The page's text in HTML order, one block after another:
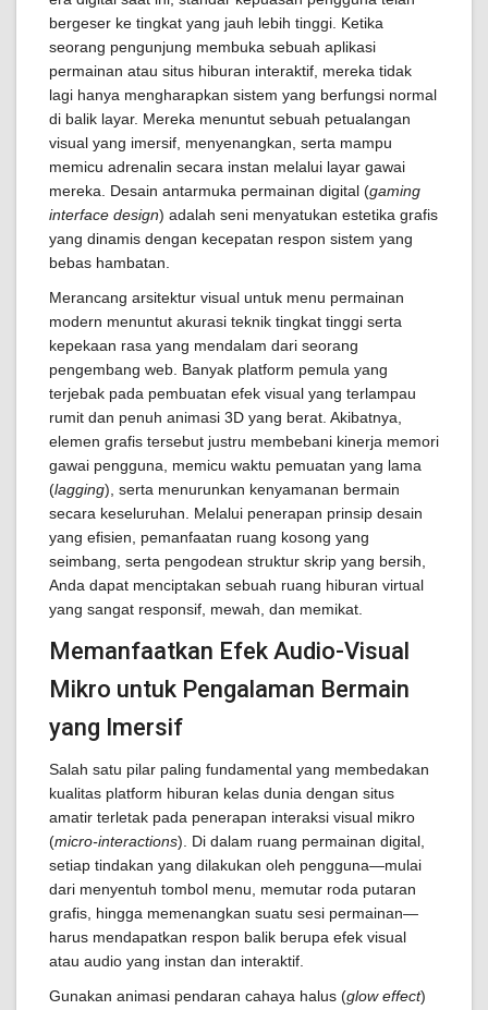
bergeser ke tingkat yang jauh lebih tinggi. Ketika
seorang pengunjung membuka sebuah aplikasi
permainan atau situs hiburan interaktif, mereka tidak
lagi hanya mengharapkan sistem yang berfungsi normal
di balik layar. Mereka menuntut sebuah petualangan
visual yang imersif, menyenangkan, serta mampu
memicu adrenalin secara instan melalui layar gawai
mereka. Desain antarmuka permainan digital (gaming
interface design) adalah seni menyatukan estetika grafis
yang dinamis dengan kecepatan respon sistem yang
bebas hambatan.
Merancang arsitektur visual untuk menu permainan
modern menuntut akurasi teknik tingkat tinggi serta
kepekaan rasa yang mendalam dari seorang
pengembang web. Banyak platform pemula yang
terjebak pada pembuatan efek visual yang terlampau
rumit dan penuh animasi 3D yang berat. Akibatnya,
elemen grafis tersebut justru membebani kinerja memori
gawai pengguna, memicu waktu pemuatan yang lama
(lagging), serta menurunkan kenyamanan bermain
secara keseluruhan. Melalui penerapan prinsip desain
yang efisien, pemanfaatan ruang kosong yang
seimbang, serta pengodean struktur skrip yang bersih,
Anda dapat menciptakan sebuah ruang hiburan virtual
yang sangat responsif, mewah, dan memikat.
Memanfaatkan Efek Audio-Visual
Mikro untuk Pengalaman Bermain
yang Imersif
Salah satu pilar paling fundamental yang membedakan
kualitas platform hiburan kelas dunia dengan situs
amatir terletak pada penerapan interaksi visual mikro
(micro-interactions). Di dalam ruang permainan digital,
setiap tindakan yang dilakukan oleh pengguna—mulai
dari menyentuh tombol menu, memutar roda putaran
grafis, hingga memenangkan suatu sesi permainan—
harus mendapatkan respon balik berupa efek visual
atau audio yang instan dan interaktif.
Gunakan animasi pendaran cahaya halus (glow effect)